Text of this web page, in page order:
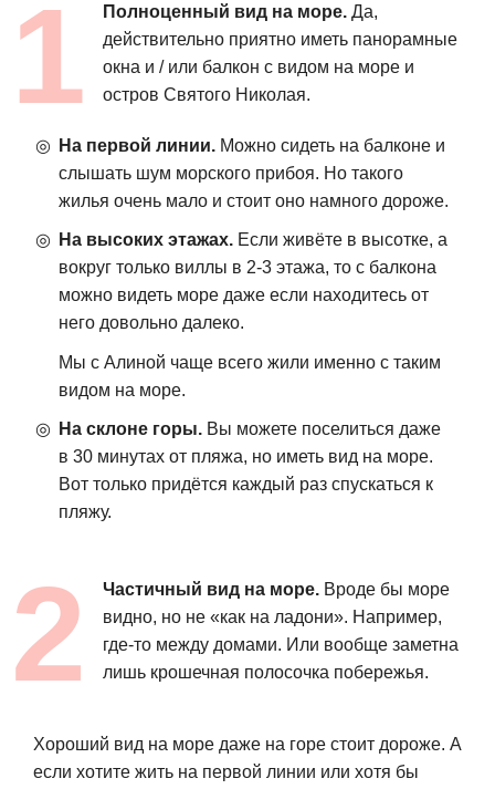
Полноценный вид на море. Да,
действительно приятно иметь панорамные
окна и / или балкон с видом на море и
остров Святого Николая.
На первой линии. Можно сидеть на балконе и
слышать шум морского прибоя. Но такого
жилья очень мало и стоит оно намного дороже.
На высоких этажах. Если живёте в высотке, а
вокруг только виллы в 2-3 этажа, то с балкона
можно видеть море даже если находитесь от
него довольно далеко.
Мы с Алиной чаще всего жили именно с таким
видом на море.
На склоне горы. Вы можете поселиться даже
в 30 минутах от пляжа, но иметь вид на море.
Вот только придётся каждый раз спускаться к
пляжу.
Частичный вид на море. Вроде бы море
видно, но не «как на ладони». Например,
где-то между домами. Или вообще заметна
лишь крошечная полосочка побережья.
Хороший вид на море даже на горе стоит дороже. А
если хотите жить на первой линии или хотя бы